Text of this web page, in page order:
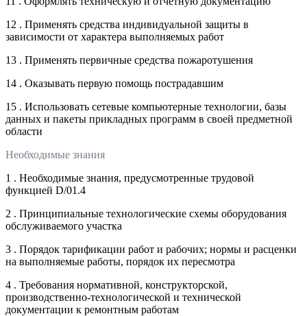
12 . Применять средства индивидуальной защиты в
зависимости от характера выполняемых работ
13 . Применять первичные средства пожаротушения
14 . Оказывать первую помощь пострадавшим
15 . Использовать сетевые компьютерные технологии, базы
данных и пакеты прикладных программ в своей предметной
области
Необходимые знания
1 . Необходимые знания, предусмотренные трудовой
функцией D/01.4
2 . Принципиальные технологические схемы оборудования
обслуживаемого участка
3 . Порядок тарификации работ и рабочих; нормы и расценки
на выполняемые работы, порядок их пересмотра
4 . Требования нормативной, конструкторской,
производственно-технологической и технической
документации к ремонтным работам